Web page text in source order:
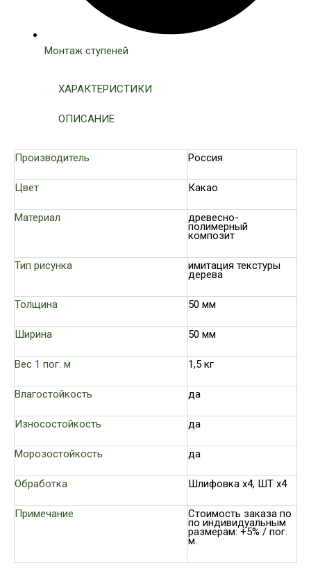
Монтаж ступеней
ХАРАКТЕРИСТИКИ
ОПИСАНИЕ
Производитель Россия
Цвет Какао
Материал древесно-
полимерный
композит
Тип рисунка имитация текстуры
дерева
Толщина 50 мм
Ширина 50 мм
Вес 1 пог. м 1,5 кг
Влагостойкость да
Износостойкость да
Морозостойкость да
Обработка Шлифовка х4, ШТ х4
Примечание Стоимость заказа по
по индивидуальным
размерам: +5% / пог.
м.